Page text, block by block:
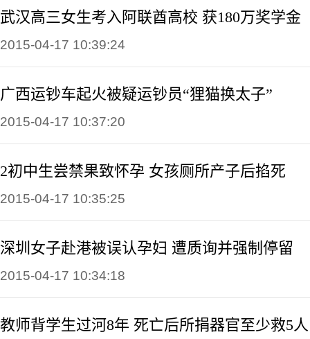
武汉高三女生考入阿联酋高校 获180万奖学金
2015-04-17 10:39:24
广西运钞车起火被疑运钞员“狸猫换太子”
2015-04-17 10:37:20
2初中生尝禁果致怀孕 女孩厕所产子后掐死
2015-04-17 10:35:25
深圳女子赴港被误认孕妇 遭质询并强制停留
2015-04-17 10:34:18
教师背学生过河8年 死亡后所捐器官至少救5人